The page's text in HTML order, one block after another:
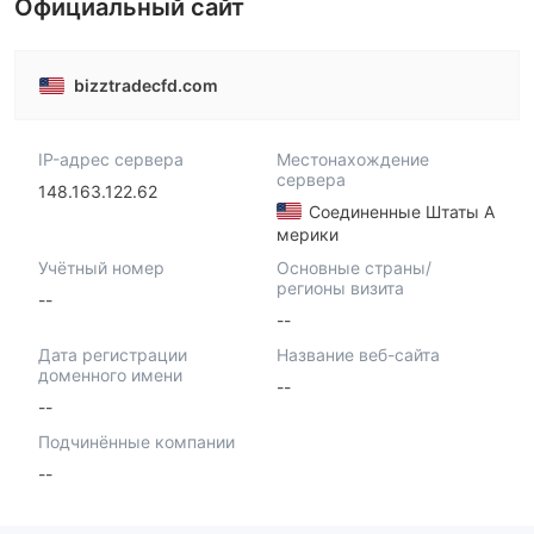
Официальный сайт
bizztradecfd.com
IP-адрес сервера
148.163.122.62
Местонахождение
сервера
Соединенные Штаты А
мерики
Учётный номер
--
Основные страны/
регионы визита
--
Дата регистрации
доменного имени
--
Название веб-сайта
--
Подчинённые компании
--